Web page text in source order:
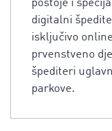
postoje i
digitalni
isključivo
prvenstveno
špediteri
parkove.